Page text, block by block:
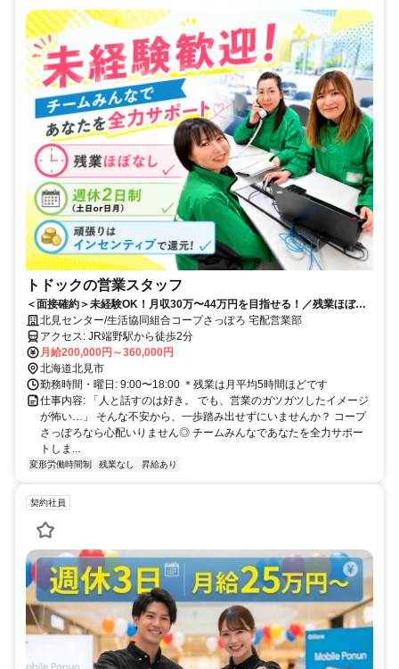
トドックの営業スタッフ
＜面接確約＞未経験OK！月収30万〜44万円を目指せる！／残業ほぼナ
シ×選べる週休2日／知名度抜群のトドック
北見センター/生活協同組合コープさっぽろ 宅配営業部
アクセス: JR端野駅から徒歩2分
月給200,000円～360,000円
北海道北見市
勤務時間・曜日: 9:00〜18:00 ＊残業は月平均5時間ほどです
仕事内容: 「人と話すのは好き。 でも、営業のガツガツしたイメージ
が怖い…」 そんな不安から、一歩踏み出せずにいませんか？ コープ
さっぽろなら心配いりません◎ チームみんなであなたを全力サポー
トしま...
変形労働時間制 残業なし 昇給あり
契約社員